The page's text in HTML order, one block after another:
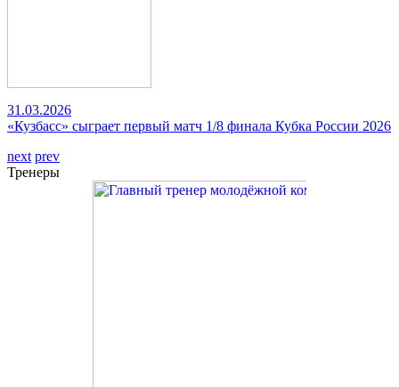
31.03.2026
«Кузбасс» сыграет первый матч 1/8 финала Кубка России 2026
next prev
Тренеры